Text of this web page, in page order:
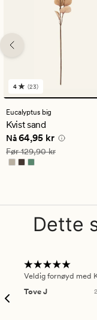
23
anmeldelser
med
en
gjennomsnittlig
vurdering
på
4
4 (23)
Eucalyptus big
Kvist sand
Nåværende pris
Nå64,95 kr
Vanlig pris 129,90 kr
Før129,90 kr
Dette
Veldig fornøyd med
Tove J